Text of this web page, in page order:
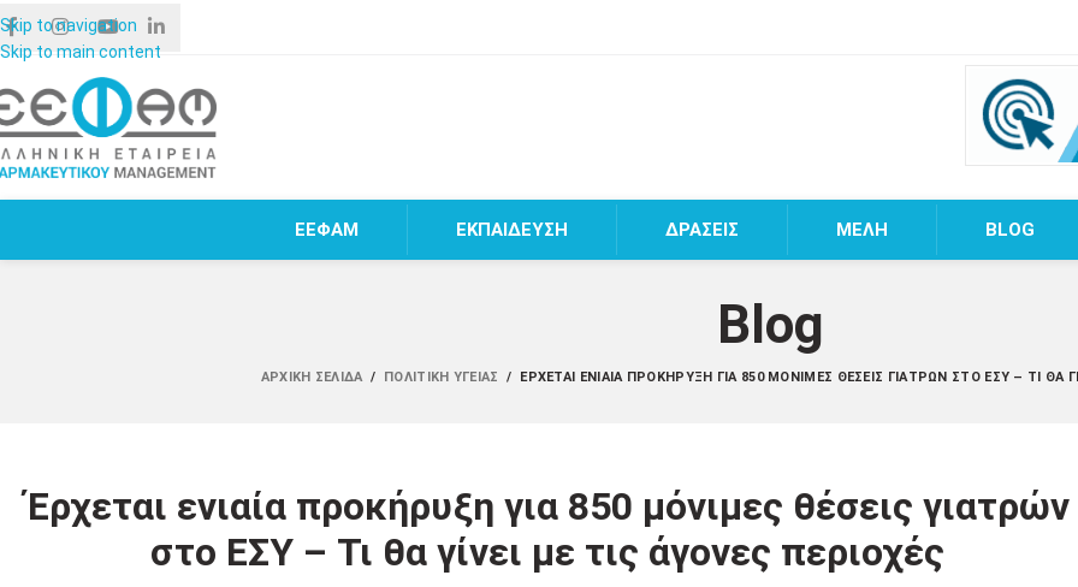
Skip to navigation
Skip to main content
ΕΕΦΑΜ ΕΚΠΑΙΔΕΥΣΗ ΔΡΑΣΕΙΣ MEΛΗ BLOG
Blog
ΑΡΧΙΚΉ ΣΕΛΊΔΑ / ΠΟΛΙΤΙΚΉ ΥΓΕΊΑΣ / ΈΡΧΕΤΑΙ ΕΝΙΑΊΑ ΠΡΟΚΉΡΥΞΗ ΓΙΑ 850 ΜΌΝΙΜΕΣ ΘΈΣΕΙΣ ΓΙΑΤΡΏΝ ΣΤΟ ΕΣΥ – ΤΙ ΘΑ
Έρχεται ενιαία προκήρυξη για 850 μόνιμες θέσεις γιατρών
στο ΕΣΥ – Τι θα γίνει με τις άγονες περιοχές